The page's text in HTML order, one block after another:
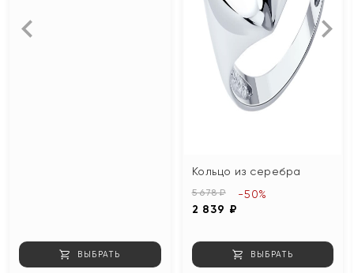
ВЫБРАТЬ
Кольцо из серебра
5 678 ₽
2 839 ₽
-50%
ВЫБРАТЬ